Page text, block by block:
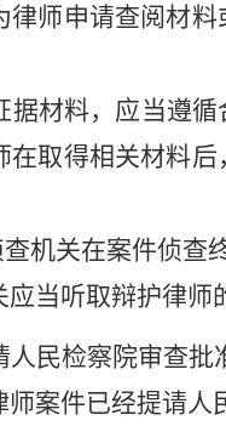
律师申请查阅材
据材料，应当遵
在取得相关材料
机关在案件侦查
应当听取辩护律师
人民检察院审查
师案件已经提请人